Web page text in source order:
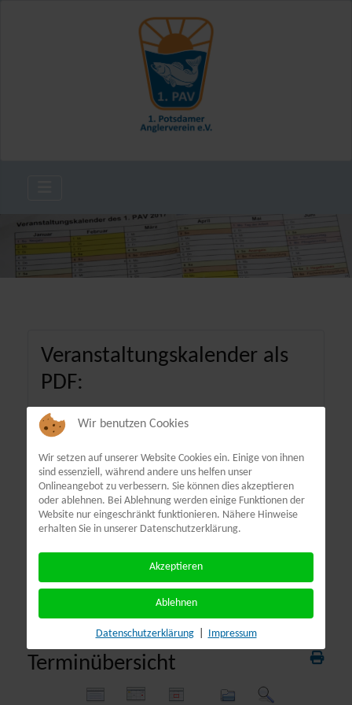
Veranstaltungskalender als
PDF:
Terminübersicht
Wir benutzen Cookies
Wir setzen auf unserer Website Cookies ein. Einige von ihnen
sind essenziell, während andere uns helfen unser
Onlineangebot zu verbessern. Sie können dies akzeptieren
oder ablehnen. Bei Ablehnung werden einige Funktionen der
Website nur eingeschränkt funktionieren. Nähere Hinweise
erhalten Sie in unserer Datenschutzerklärung.
Akzeptieren
Ablehnen
Datenschutzerklärung Impressum